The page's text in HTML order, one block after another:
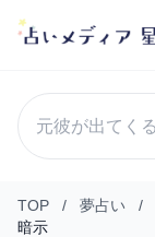
TOP / 夢占い /
暗示